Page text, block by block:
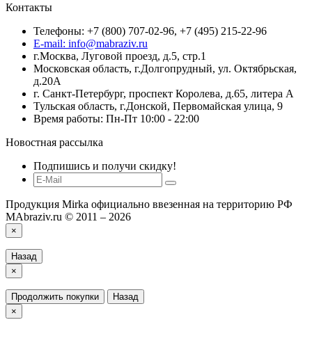
Контакты
Телефоны: +7 (800) 707-02-96, +7 (495) 215-22-96
E-mail: info@mabraziv.ru
г.Москва, Луговой проезд, д.5, стр.1
Московская область, г.Долгопрудный, ул. Октябрьская,
д.20А
г. Санкт-Петербург, проспект Королева, д.65, литера А
Тульская область, г.Донской, Первомайская улица, 9
Время работы: Пн-Пт 10:00 - 22:00
Новостная рассылка
Подпишись и получи скидку!
Продукция Mirka официально ввезенная на территорию РФ
MAbraziv.ru © 2011 – 2026
×
Назад
×
Продолжить покупки
Назад
×